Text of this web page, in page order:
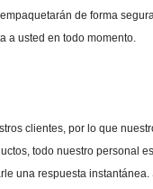
de forma
a usted en todo momento.
clientes, por lo que
todo nuestro personal
una respuesta